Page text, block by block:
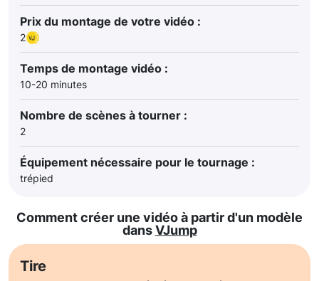
Prix du montage de votre vidéo :
2
Temps de montage vidéo :
10-20 minutes
Nombre de scènes à tourner :
2
Équipement nécessaire pour le tournage :
trépied
Comment créer une vidéo à partir d'un modèle
dansVJump
Tire